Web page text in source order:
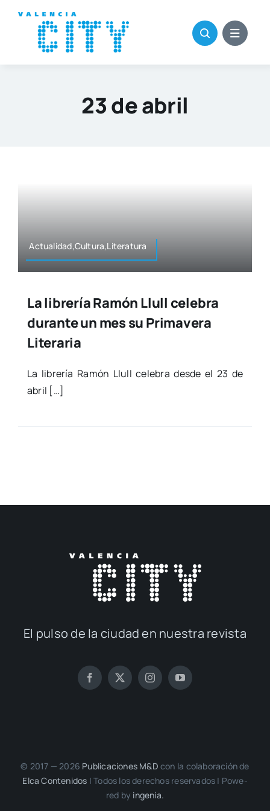
contenido
23 de abril
Actualidad,Cultura,Literatura
La librería Ramón Llull celebra
durante un mes su Primavera
Literaria
La libre­ría Ramón Llull cele­bra des­de el 23 de
abril […]
El pul­so de la ciu­dad en nues­tra revis­ta
© 2017 — 2026 Publi­ca­cio­nes M&D con la cola­bo­ra­ción de
Elca Con­te­ni­dos | Todos los dere­chos reser­va­dos | Powe­
red by inge­nia.